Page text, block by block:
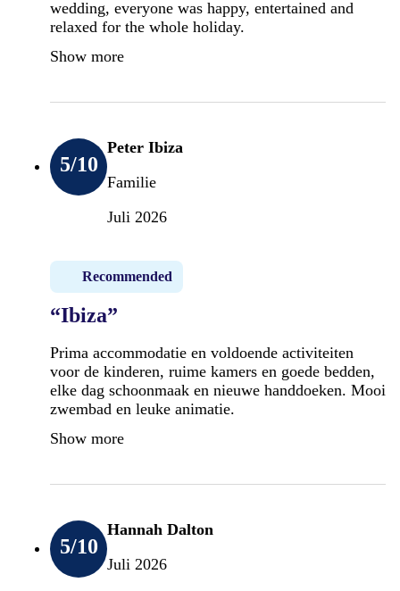
wedding, everyone was happy, entertained and
relaxed for the whole holiday.
Show more
5/10
Peter Ibiza
Familie
Juli 2026
Recommended
“Ibiza”
Prima accommodatie en voldoende activiteiten
voor de kinderen, ruime kamers en goede bedden,
elke dag schoonmaak en nieuwe handdoeken. Mooi
zwembad en leuke animatie.
Show more
5/10
Hannah Dalton
Juli 2026